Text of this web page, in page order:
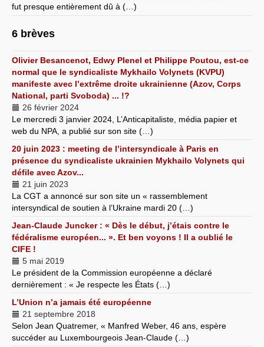
fut presque entièrement dû à (…)
6 brèves
Olivier Besancenot, Edwy Plenel et Philippe Poutou, est-ce
normal que le syndicaliste Mykhailo Volynets (KVPU)
manifeste avec l’extrême droite ukrainienne (Azov, Corps
National, parti Svoboda) ... !?
26 février 2024
Le mercredi 3 janvier 2024, L’Anticapitaliste, média papier et
web du NPA, a publié sur son site (…)
20 juin 2023 : meeting de l’intersyndicale à Paris en
présence du syndicaliste ukrainien Mykhailo Volynets qui
défile avec Azov...
21 juin 2023
La CGT a annoncé sur son site un « rassemblement
intersyndical de soutien à l’Ukraine mardi 20 (…)
Jean-Claude Juncker : « Dès le début, j’étais contre le
fédéralisme européen... ». Et ben voyons ! Il a oublié le
CIFE !
5 mai 2019
Le président de la Commission européenne a déclaré
dernièrement : « Je respecte les États (…)
L’Union n’a jamais été européenne
21 septembre 2018
Selon Jean Quatremer, « Manfred Weber, 46 ans, espère
succéder au Luxembourgeois Jean-Claude (…)